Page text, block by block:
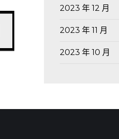
2023 年 12 月
2023 年 11 月
2023 年 10 月